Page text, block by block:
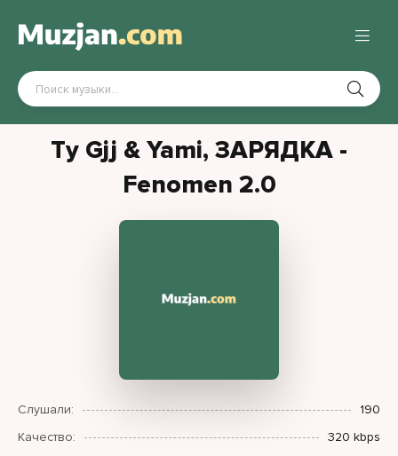
Ty Gjj & Yami, ЗАРЯДКА -
Fenomen 2.0
Слушали:
190
Качество:
320 kbps